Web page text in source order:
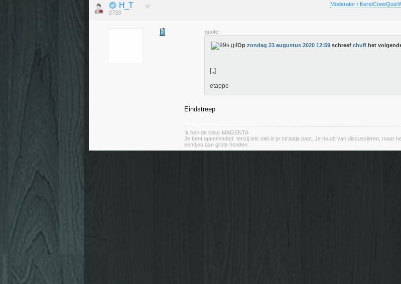
Moderator /
H_T
2733
quote:
Op zondag 23 augustus 2020 12:59 schreef chufi het
[..]
etappe
Eindstreep
Ik ben de kleur MAGENTA
Je bent openminded, tenzij iets niet in je straatje past. Je houdt van discussiëren, maar
eendjes aan grote honden.